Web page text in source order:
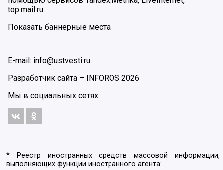
top.mail.ru
Показать баннерные места
E-mail: info@ustvesti.ru
Разработчик сайта –
INFOROS 2026
Мы в социальных сетях:
* Реестр иностранных средств массовой информации,
выполняющих функции иностранного агента: